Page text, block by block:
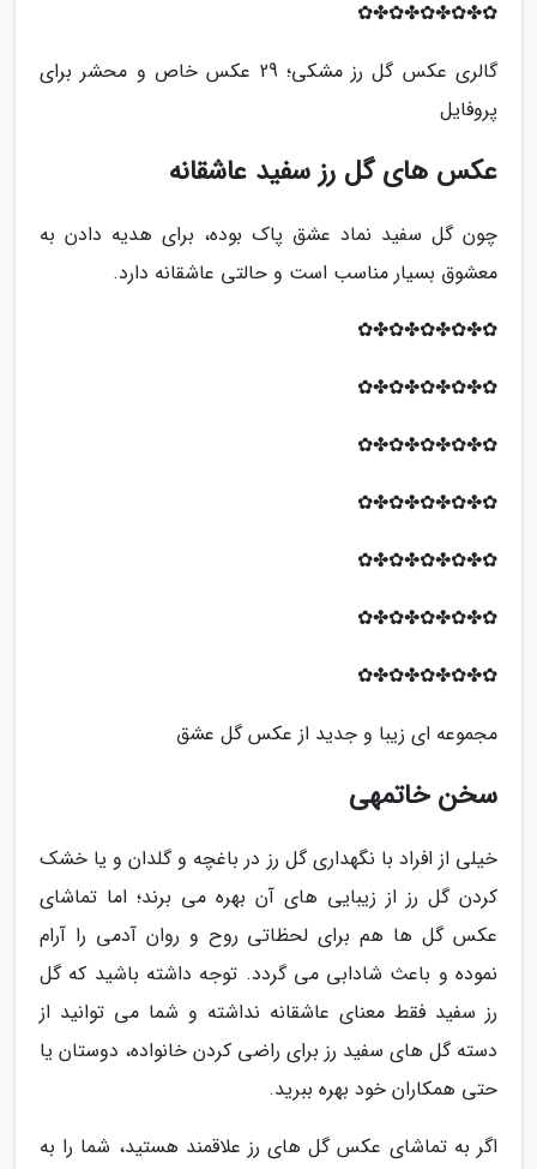
✿✤✿✤✿✤✿✤✿
گالری عکس گل رز مشکی؛ 29 عکس خاص و محشر برای
پروفایل
عکس های گل رز سفید عاشقانه
چون گل سفید نماد عشق پاک بوده، برای هدیه دادن به
معشوق بسیار مناسب است و حالتی عاشقانه دارد.
✿✤✿✤✿✤✿✤✿
✿✤✿✤✿✤✿✤✿
✿✤✿✤✿✤✿✤✿
✿✤✿✤✿✤✿✤✿
✿✤✿✤✿✤✿✤✿
✿✤✿✤✿✤✿✤✿
✿✤✿✤✿✤✿✤✿
مجموعه ای زیبا و جدید از عکس گل عشق
سخن خاتمهی
خیلی از افراد با نگهداری گل رز در باغچه و گلدان و یا خشک
کردن گل رز از زیبایی های آن بهره می برند؛ اما تماشای
عکس گل ها هم برای لحظاتی روح و روان آدمی را آرام
نموده و باعث شادابی می گردد. توجه داشته باشید که گل
رز سفید فقط معنای عاشقانه نداشته و شما می توانید از
دسته گل های سفید رز برای راضی کردن خانواده، دوستان یا
حتی همکاران خود بهره ببرید.
اگر به تماشای عکس گل های رز علاقمند هستید، شما را به